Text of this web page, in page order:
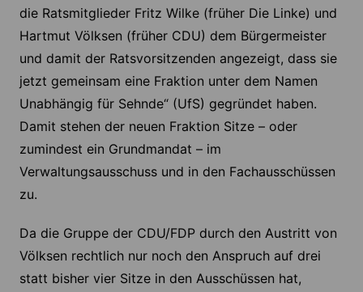
die Ratsmitglieder Fritz Wilke (früher Die Linke) und
Hartmut Völksen (früher CDU) dem Bürgermeister
und damit der Ratsvorsitzenden angezeigt, dass sie
jetzt gemeinsam eine Fraktion unter dem Namen
Unabhängig für Sehnde“ (UfS) gegründet haben.
Damit stehen der neuen Fraktion Sitze – oder
zumindest ein Grundmandat – im
Verwaltungsausschuss und in den Fachausschüssen
zu.
Da die Gruppe der CDU/FDP durch den Austritt von
Völksen rechtlich nur noch den Anspruch auf drei
statt bisher vier Sitze in den Ausschüssen hat,